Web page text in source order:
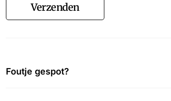
Verzenden
Foutje gespot?